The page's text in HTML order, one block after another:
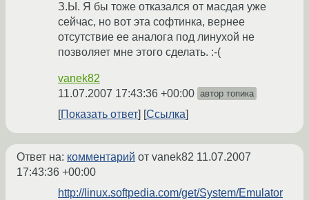
З.Ы. Я бы тоже отказался от масдая уже
сейчас, но вот эта софтинка, вернее
отсутствие ее аналога под линухой не
позволяет мне этого сделать. :-(
vanek82
11.07.2007 17:43:36 +00:00 автор топика
Показать ответ Ссылка
Ответ на: комментарий от vanek82 11.07.2007
17:43:36 +00:00
http://linux.softpedia.com/get/System/Emulator